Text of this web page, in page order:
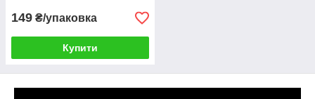
149 ₴/упаковка
Купити